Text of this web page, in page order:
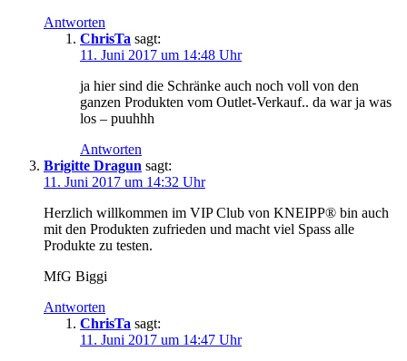
Antworten
ChrisTa sagt:
11. Juni 2017 um 14:48 Uhr
ja hier sind die Schränke auch noch voll von den
ganzen Produkten vom Outlet-Verkauf.. da war ja was
los – puuhhh
Antworten
Brigitte Dragun sagt:
11. Juni 2017 um 14:32 Uhr
Herzlich willkommen im VIP Club von KNEIPP® bin auch
mit den Produkten zufrieden und macht viel Spass alle
Produkte zu testen.
MfG Biggi
Antworten
ChrisTa sagt:
11. Juni 2017 um 14:47 Uhr